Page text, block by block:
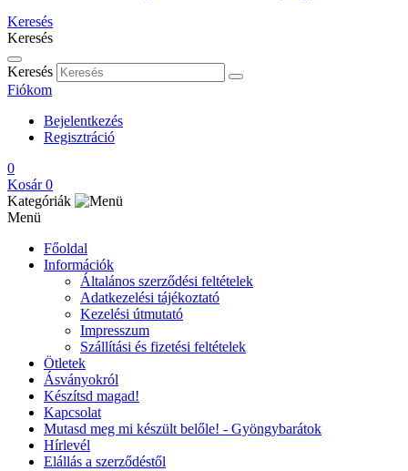
Keresés
Keresés
Keresés
Fiókom
Bejelentkezés
Regisztráció
0
Kosár 0
Kategóriák
Menü
Főoldal
Információk
Általános szerződési feltételek
Adatkezelési tájékoztató
Kezelési útmutató
Impresszum
Szállítási és fizetési feltételek
Ötletek
Ásványokról
Készítsd magad!
Kapcsolat
Mutasd meg mi készült belőle! - Gyöngybarátok
Hírlevél
Elállás a szerződéstől